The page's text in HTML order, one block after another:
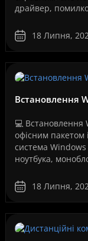
драйвер,
18 Липня,
Встановлення
💻
офісним
система Windows
ноутбука,
18 Липня,